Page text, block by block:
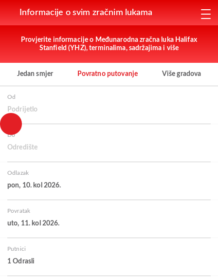
Informacije o svim zračnim lukama
Provjerite informacije o Međunarodna zračna luka Halifax
Stanfield (YHZ), terminalima, sadržajima i više
Jedan smjer Povratno putovanje Više gradova
Od
Podrijetlo
Do
Odredište
Odlazak
pon, 10. kol 2026.
Povratak
uto, 11. kol 2026.
Putnici
1 Odrasli